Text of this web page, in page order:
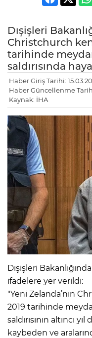
Dışişleri
Christchurch
tarihinde
saldırısında
Haber Giriş Tarihi:
Haber Güncellenme
Kaynak: İHA
Dışişleri
ifadelere yer verildi:
"Yeni Zelanda’nın
2019 tarihinde
saldırısının altıncı
kaybeden ve